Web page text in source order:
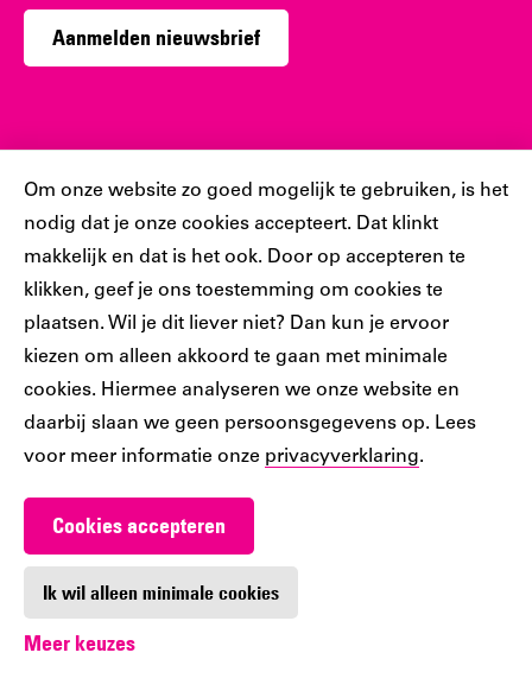
Cookiebar
Om onze website zo goed mogelijk te gebruiken, is het
nodig dat je onze cookies accepteert. Dat klinkt
makkelijk en dat is het ook. Door op accepteren te
klikken, geef je ons toestemming om cookies te
plaatsen. Wil je dit liever niet? Dan kun je ervoor
kiezen om alleen akkoord te gaan met minimale
cookies. Hiermee analyseren we onze website en
daarbij slaan we geen persoonsgegevens op. Lees
voor meer informatie onze privacyverklaring.
Cookies accepteren
Ik wil alleen minimale cookies
Meer keuzes
Aanmelden nieuwsbrief
Sociaal
Volg jij ons al?
Ons
account
Ons
account
Ons
Instagram
account
Ons
account
Ons
account
Werken bij De Nieuwe Bibliotheek
Digitoegankelijkheid